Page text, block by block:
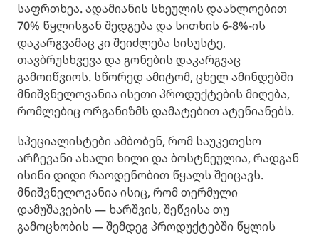
საფრთხეა. ადამიანის სხეულის დაახლოებით
70% წყლისგან შედგება და სითხის 6-8%-ის
დაკარგვამაც კი შეიძლება სისუსტე,
თავბრუსხვევა და გონების დაკარგვაც
გამოიწვიოს. სწორედ ამიტომ, ცხელ ამინდებში
მნიშვნელოვანია ისეთი პროდუქტების მიღება,
რომლებიც ორგანიზმს დამატებით ატენიანებს.
სპეციალისტები ამბობენ, რომ საუკეთესო
არჩევანი ახალი ხილი და ბოსტნეულია, რადგან
ისინი დიდი რაოდენობით წყალს შეიცავს.
მნიშვნელოვანია ისიც, რომ თერმული
დამუშავების — ხარშვის, შეწვისა თუ
გამოცხობის — შემდეგ პროდუქტებში წყლის